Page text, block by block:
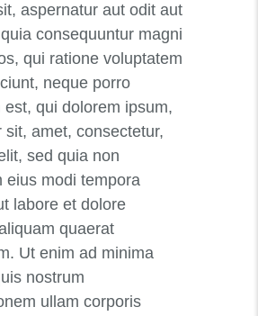
aspernatur aut odit aut
consequuntur magni
qui ratione voluptatem
neque porro
est, qui dolorem ipsum,
sit, amet, consectetur,
sed quia non
eius modi tempora
labore et dolore
quaerat
Ut enim ad minima
nostrum
ullam corporis